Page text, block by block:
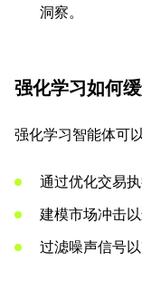
洞察。
强化学习如何
强化学习智能体可
通过优化交易
建模市场冲击
过滤噪声信号以